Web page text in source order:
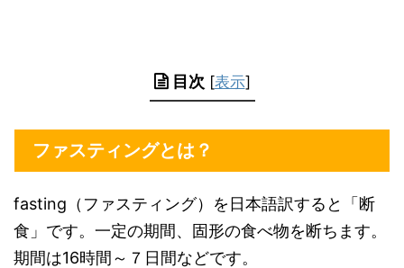
目次 [表示]
ファスティングとは？
fasting（ファスティング）を日本語訳すると「断
食」です。 一定の期間、固形の食べ物を断ちます。
期間は16時間～７日間などです。